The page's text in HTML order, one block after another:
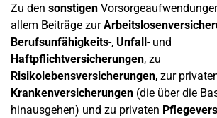
Zu den sonstigen
allem Beiträge zur
Berufsunfähigkeits-, Unfall- und
Haftpflichtversicherungen, zu
Risikolebensversicherungen, zur
Krankenversicherungen (die über die
hinausgehen) und zu privaten